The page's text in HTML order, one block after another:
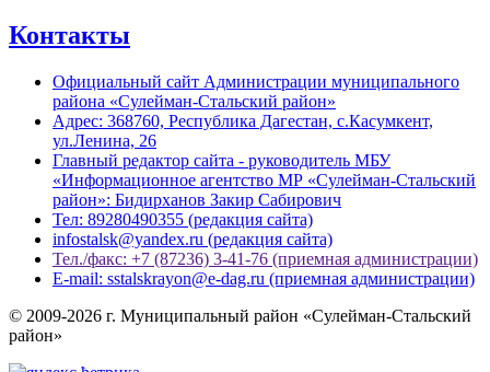
Контакты
Официальный сайт Администрации муниципального
района «Сулейман-Стальский район»
Адрес: 368760, Республика Дагестан, с.Касумкент,
ул.Ленина, 26
Главный редактор сайта - руководитель МБУ
«Информационное агентство МР «Сулейман-Стальский
район»: Бидирханов Закир Сабирович
Тел: 89280490355 (редакция сайта)
infostalsk@yandex.ru (редакция сайта)
Тел./факс: +7 (87236) 3-41-76 (приемная администрации)
E-mail: sstalskrayon@e-dag.ru (приемная администрации)
© 2009-2026 г. Муниципальный район «Сулейман-Стальский
район»